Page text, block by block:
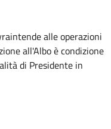
alle operazioni
all'Albo è condizione
di Presidente in